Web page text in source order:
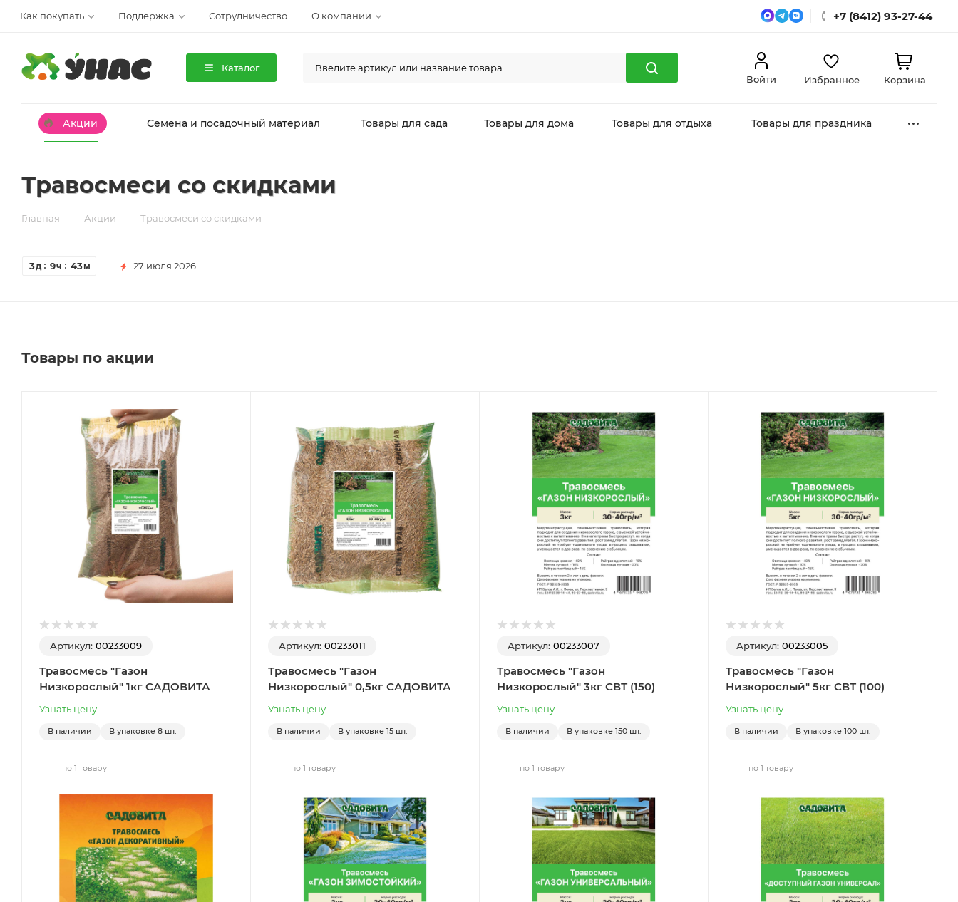
Как покупать Поддержка Сотрудничество О компании +7 (8412) 93-27-44
Каталог
Войти
Избранное Корзина
Акции Семена и посадочный материал Товары для сада Товары для дома Товары для отдыха Товары для праздника
Травосмеси со скидками
Главная — Акции — Травосмеси со скидками
3д 9ч 43м 27 июля 2026
Товары по акции
Артикул: 00233009
Травосмесь "Газон
Низкорослый" 1кг САДОВИТА
Узнать цену
В наличии В упаковке 8 шт.
по 1 товару
Артикул: 00233011
Травосмесь "Газон
Низкорослый" 0,5кг САДОВИТА
Узнать цену
В наличии В упаковке 15 шт.
по 1 товару
Артикул: 00233007
Травосмесь "Газон
Низкорослый" 3кг СВТ (150)
Узнать цену
В наличии В упаковке 150 шт.
по 1 товару
Артикул: 00233005
Травосмесь "Газон
Низкорослый" 5кг СВТ (100)
Узнать цену
В наличии В упаковке 100 шт.
по 1 товару